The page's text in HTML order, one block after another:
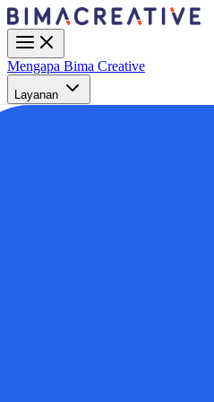
Mengapa Bima Creative
Layanan